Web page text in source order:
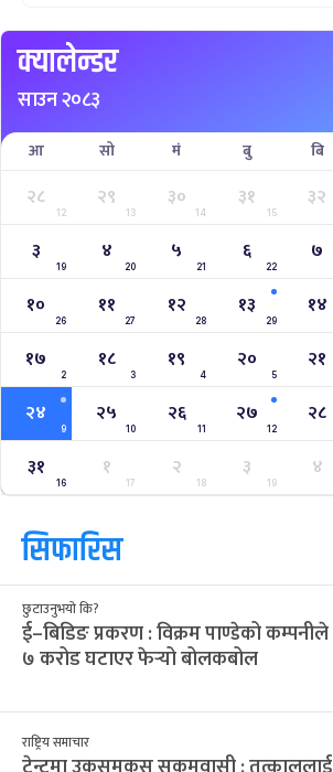
क्यालेन्डर
साउन २०८३
आ सो मं बु बि
२८
12
२९
13
३०
14
३१
15
३२
३
19
४
20
५
21
६
22
७
१०
26
११
27
१२
28
१३
29
१४
१७
2
१८
3
१९
4
२०
5
२१
२४
9
२५
10
२६
11
२७
12
२८
३१
16
१
17
२
18
३
19
४
सिफारिस
छुटाउनुभयो कि?
ई–बिडिङ प्रकरण : विक्रम पाण्डेको कम्पनीले
७ करोड घटाएर फेर्‍यो बोलकबोल
राष्ट्रिय समाचार